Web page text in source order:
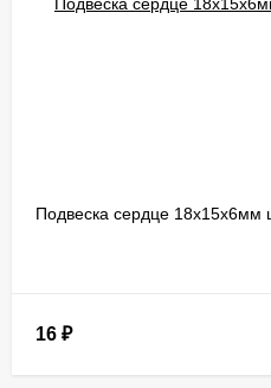
Подвеска сердце 18х15х6мм
16 ₽